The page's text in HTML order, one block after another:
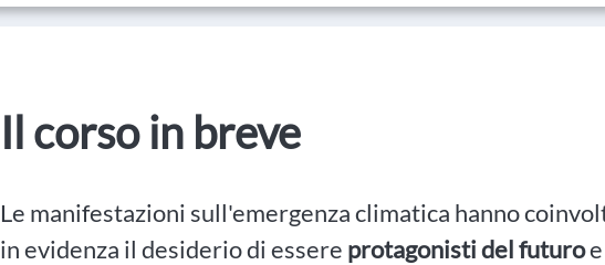
Il corso in breve
Le manifestazioni sull'emergenza climatica hanno
in evidenza il desiderio di essere protagonisti del futuroe